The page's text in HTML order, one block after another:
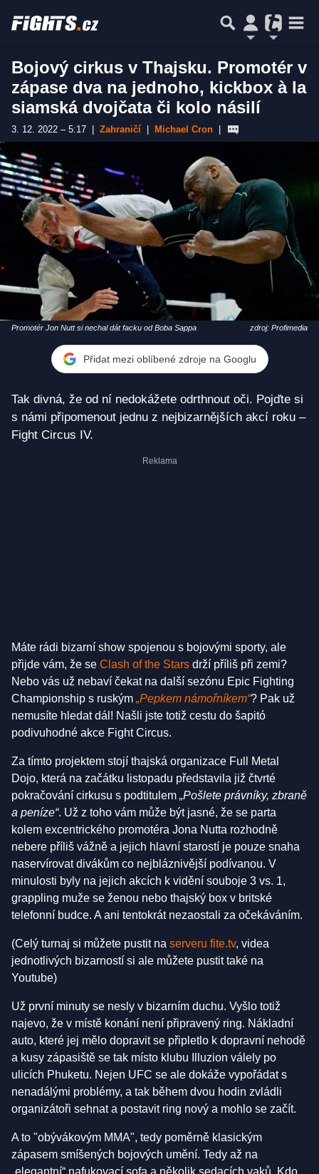
Bojový cirkus v Thajsku. Promotér v
zápase dva na jednoho, kickbox à la
siamská dvojčata či kolo násilí
3. 12. 2022 – 5:17 Zahraničí Michael Cron
Promotér Jon Nutt si nechal dát facku od Boba Sappa zdroj: Profimedia
Přidat mezi oblíbené zdroje na Googlu
Tak divná, že od ní nedokážete odrthnout oči. Pojďte si
s námi připomenout jednu z nejbizarnějších akcí roku –
Fight Circus IV.
Máte rádi bizarní show spojenou s bojovými sporty, ale
přijde vám, že se Clash of the Stars drží příliš při zemi?
Nebo vás už nebaví čekat na další sezónu Epic Fighting
Championship s ruským „Pepkem námořníkem“? Pak už
nemusíte hledat dál! Našli jste totiž cestu do šapitó
podivuhodné akce Fight Circus.
Za tímto projektem stojí thajská organizace Full Metal
Dojo, která na začátku listopadu představila již čtvrté
pokračování cirkusu s podtitulem „Pošlete právníky, zbraně
a peníze“. Už z toho vám může být jasné, že se parta
kolem excentrického promotéra Jona Nutta rozhodně
nebere příliš vážně a jejich hlavní starostí je pouze snaha
naservírovat divákům co nejbláznivější podívanou. V
minulosti byly na jejich akcích k vidění souboje 3 vs. 1,
grappling muže se ženou nebo thajský box v britské
telefonní budce. A ani tentokrát nezaostali za očekáváním.
(Celý turnaj si můžete pustit na serveru fite.tv, videa
jednotlivých bizarností si ale můžete pustit také na
Youtube)
Už první minuty se nesly v bizarním duchu. Vyšlo totiž
najevo, že v místě konání není připravený ring. Nákladní
auto, které jej mělo dopravit se připletlo k dopravní nehodě
a kusy zápasiště se tak místo klubu Illuzion válely po
ulicích Phuketu. Nejen UFC se ale dokáže vypořádat s
nenadálými problémy, a tak během dvou hodin zvládli
organizátoři sehnat a postavit ring nový a mohlo se začít.
A to "obývákovým MMA", tedy poměrně klasickým
zápasem smíšených bojových umění. Tedy až na